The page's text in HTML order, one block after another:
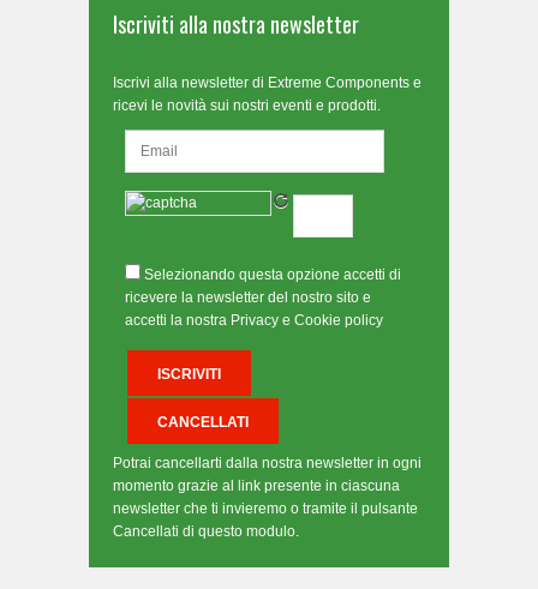
Iscriviti alla nostra newsletter
Iscrivi alla newsletter di Extreme Components e
ricevi le novità sui nostri eventi e prodotti.
Selezionando questa opzione accetti di
ricevere la newsletter del nostro sito e
accetti la nostra Privacy e Cookie policy
Potrai cancellarti dalla nostra newsletter in ogni
momento grazie al link presente in ciascuna
newsletter che ti invieremo o tramite il pulsante
Cancellati di questo modulo.